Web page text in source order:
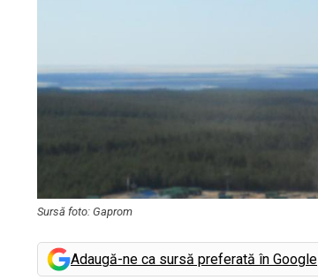
Sursă foto: Gaprom
Adaugă-ne ca sursă preferată în Google